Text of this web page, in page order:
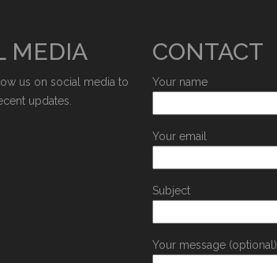
MEDIA
us on social media to
updates.
CONTACT
Your name
Your email
Subject
Your message (optional)